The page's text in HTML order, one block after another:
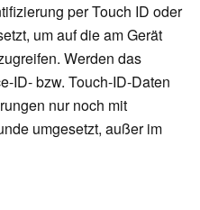
per Touch ID oder
um auf die am Gerät
Werden das
ID- bzw. Touch-ID-Daten
nur noch mit
umgesetzt, außer im